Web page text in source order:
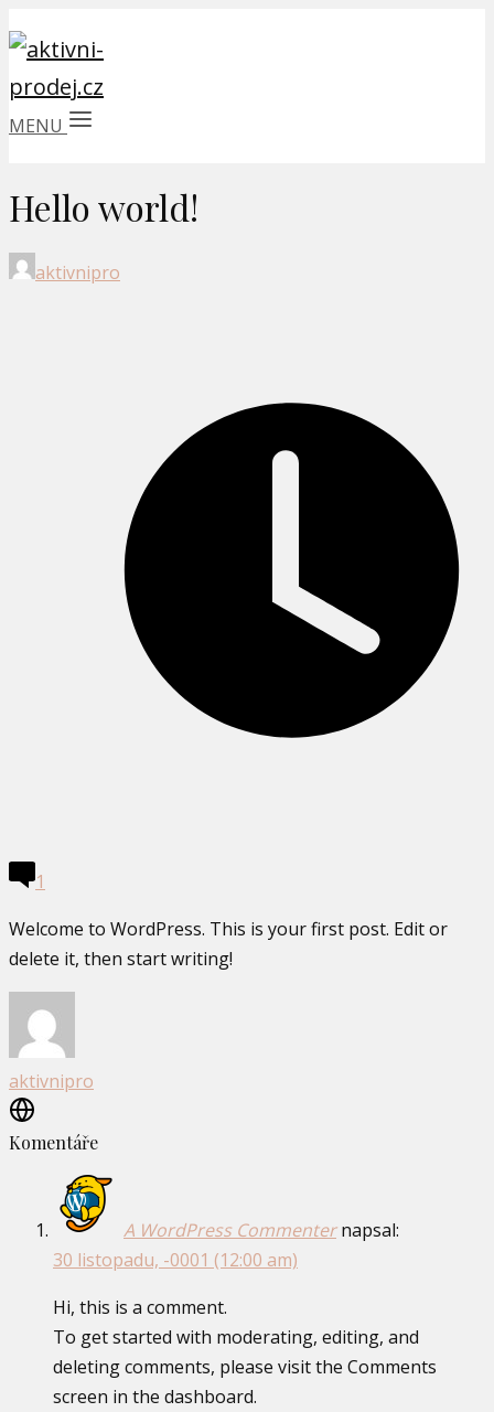
MENU
Hello world!
aktivnipro
1
Welcome to WordPress. This is your first post. Edit or
delete it, then start writing!
aktivnipro
Komentáře
A WordPress Commenter napsal:
30 listopadu, -0001 (12:00 am)
Hi, this is a comment.
To get started with moderating, editing, and
deleting comments, please visit the Comments
screen in the dashboard.